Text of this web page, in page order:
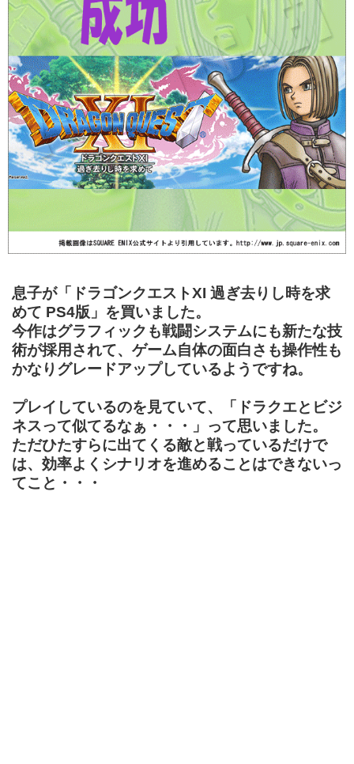
息子が「ドラゴンクエストXI 過ぎ去りし時を求
めて PS4版」を買いました。
今作はグラフィックも戦闘システムにも新たな技
術が採用されて、ゲーム自体の面白さも操作性も
かなりグレードアップしているようですね。
プレイしているのを見ていて、「ドラクエとビジ
ネスって似てるなぁ・・・」って思いました。
ただひたすらに出てくる敵と戦っているだけで
は、効率よくシナリオを進めることはできないっ
てこと・・・